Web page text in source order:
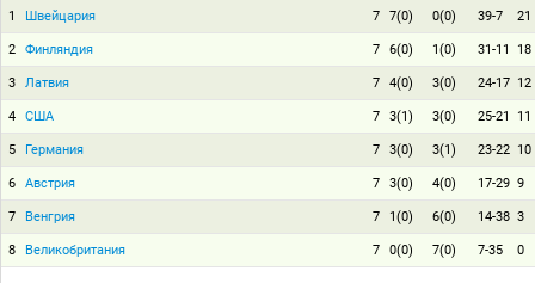
1 Швейцария 7 7(0) 0(0) 39-7 21
2 Финляндия 7 6(0) 1(0) 31-11 18
3 Латвия 7 4(0) 3(0) 24-17 12
4 США 7 3(1) 3(0) 25-21 11
5 Германия 7 3(0) 3(1) 23-22 10
6 Австрия 7 3(0) 4(0) 17-29 9
7 Венгрия 7 1(0) 6(0) 14-38 3
8 Великобритания 7 0(0) 7(0) 7-35 0